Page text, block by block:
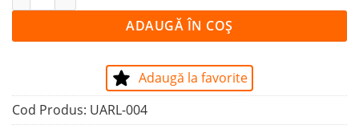
ADAUGĂ ÎN COȘ
Adaugă la favorite
Cod Produs: UARL-004